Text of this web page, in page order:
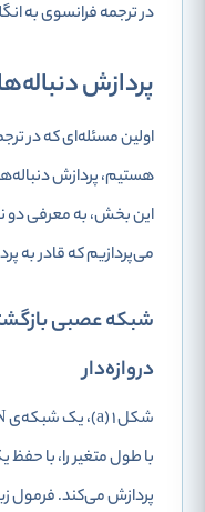
در ترجمه فرانسوی به
پردازش
اولین مسئله‌ای که در
هستیم، پردازش
می‌پردازیم که قادر به
دروازه‌دار
شکل 1 (a)، یک شبکه‌ی RNN را نشان می‌دهد که دنباله ورودی
پردازش می‌کند. فرمول